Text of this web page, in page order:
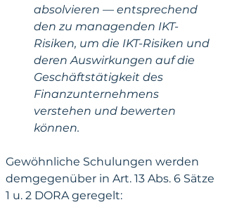
absolvieren — entsprechend
den zu managenden IKT-
Risiken, um die IKT-Risiken und
deren Auswirkungen auf die
Geschäftstätigkeit des
Finanzunternehmens
verstehen und bewerten
können.
Gewöhnliche Schulungen werden
demgegenüber in Art. 13 Abs. 6 Sätze
1 u. 2 DORA geregelt: